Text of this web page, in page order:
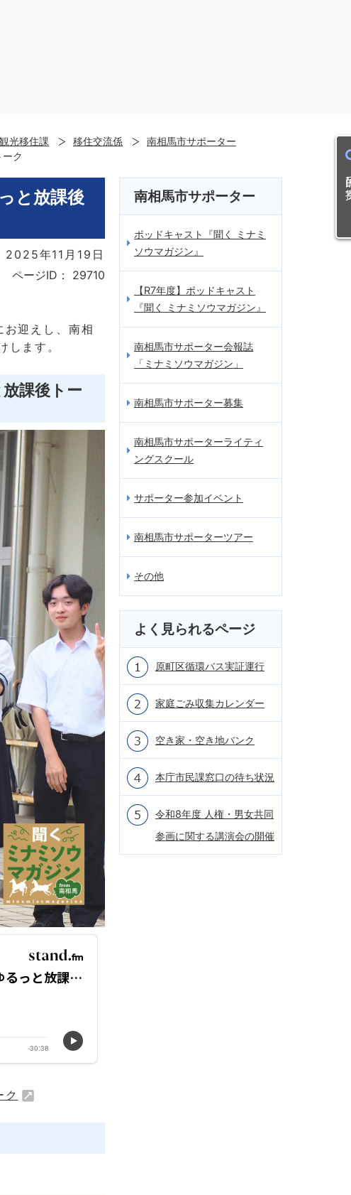
目
観光移住課 移住交流係
南相馬市サポーター
ク
と放課後
2025年11月19日
ページID：
29710
迎えし、南相
します。
課後トー
南相馬市サポーター
ポッドキャスト『聞く ミナミ
ソウマガジン』
【R7年度】ポッドキャスト
『聞く ミナミソウマガジン』
南相馬市サポーター会報誌
「ミナミソウマガジン」
南相馬市サポーター募集
南相馬市サポーターライティ
ングスクール
サポーター参加イベント
南相馬市サポーターツアー
その他
よく見られるページ
原町区循環バス実証運行
家庭ごみ収集カレンダー
空き家・空き地バンク
本庁市民課窓口の待ち状況
令和8年度 人権・男女共同
参画に関する講演会の開催